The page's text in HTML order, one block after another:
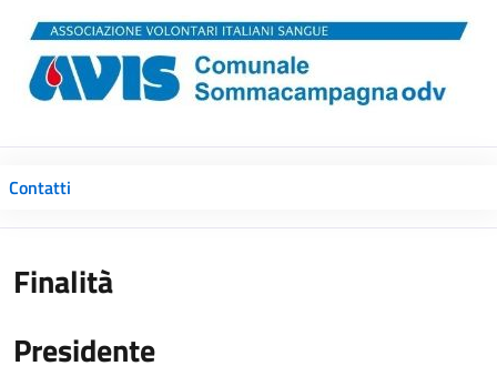
Contatti
Finalità
Presidente